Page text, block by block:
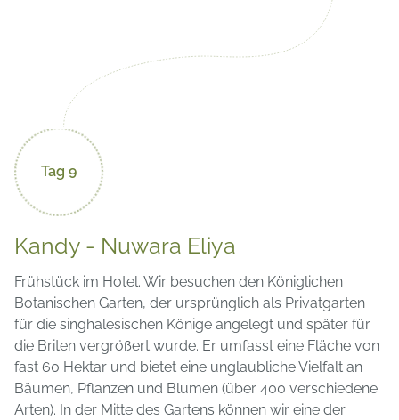
Tag 9
Kandy - Nuwara Eliya
Frühstück im Hotel. Wir besuchen den Königlichen
Botanischen Garten, der ursprünglich als Privatgarten
für die singhalesischen Könige angelegt und später für
die Briten vergrößert wurde. Er umfasst eine Fläche von
fast 60 Hektar und bietet eine unglaubliche Vielfalt an
Bäumen, Pflanzen und Blumen (über 400 verschiedene
Arten). In der Mitte des Gartens können wir eine der